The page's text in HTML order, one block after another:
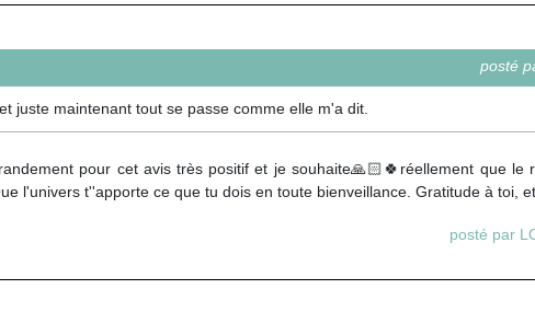
posté
juste maintenant tout se passe comme elle m'a dit.
pour cet avis très positif et je souhaite🙏🏻🍀réellement que le
l'univers t''apporte ce que tu dois en toute bienveillance. Gratitude à toi,
posté par